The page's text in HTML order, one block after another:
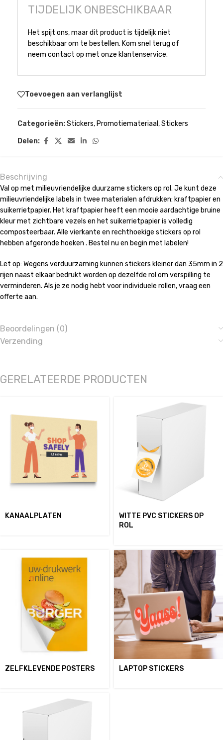
TIJDELIJK ONBESCHIKBAAR
Het spijt ons, maar dit product is tijdelijk niet
beschikbaar om te bestellen. Kom snel terug of
neem contact op met onze klantenservice.
Toevoegen aan verlanglijst
Categorieën:Stickers, Promotiemateriaal ,Stickers
Delen:
Beschrijving
Val op met milieuvriendelijke duurzame stickers op rol. Je kunt deze
milieuvriendelijke labels in twee materialen afdrukken: kraftpapier en
suikerrietpapier. Het kraftpapier heeft een mooie aardachtige bruine
kleur met zichtbare vezels en het suikerrietpapier is volledig
composteerbaar. Alle vierkante en rechthoekige stickers op rol
hebben afgeronde hoeken . Bestel nu en begin met labelen!
Let op: Wegens verduurzaming kunnen stickers kleiner dan 35mm in 2
rijen naast elkaar bedrukt worden op dezelfde rol om verspilling te
verminderen. Als je ze nodig hebt voor individuele rollen, vraag een
offerte aan.
Beoordelingen (0)
Verzending
GERELATEERDE PRODUCTEN
KANAALPLATEN
WITTE PVC STICKERS OP
ROL
ZELFKLEVENDE POSTERS LAPTOP STICKERS